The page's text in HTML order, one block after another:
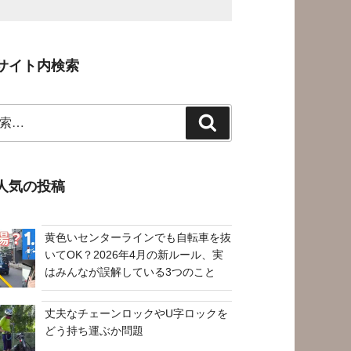
イト内検索
索
気の投稿
黄色いセンターラインでも自転車を抜
いてOK？2026年4月の新ルール、実
はみんなが誤解している3つのこと
丈夫なチェーンロックやU字ロックを
どう持ち運ぶか問題